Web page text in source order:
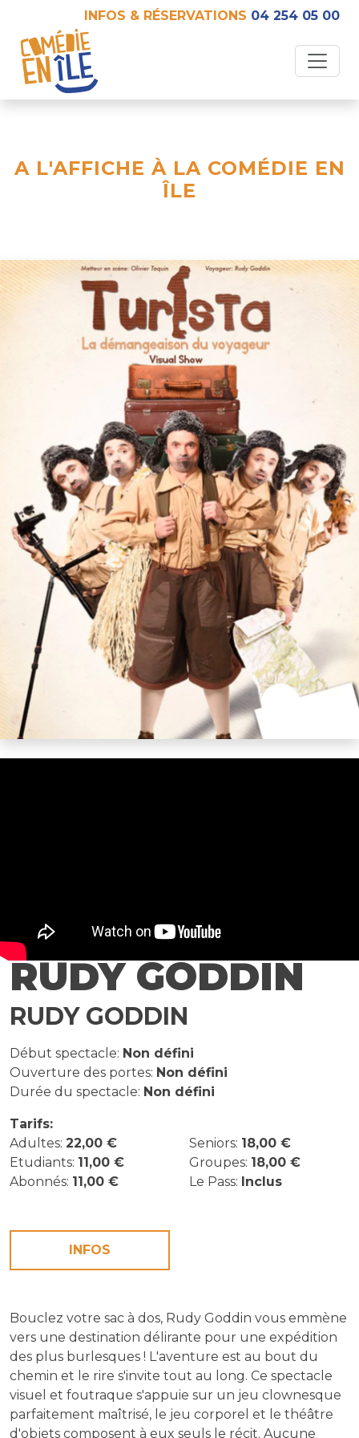
INFOS & RÉSERVATIONS 04 254 05 00
A L'AFFICHE À LA COMÉDIE EN
ÎLE
RUDY GODDIN
RUDY GODDIN
Début spectacle: Non défini
Ouverture des portes: Non défini
Durée du spectacle: Non défini
Tarifs:
Adultes: 22,00 € Seniors: 18,00 €
Etudiants: 11,00 € Groupes: 18,00 €
Abonnés: 11,00 € Le Pass: Inclus
INFOS
Bouclez votre sac à dos, Rudy Goddin vous emmène
vers une destination délirante pour une expédition
des plus burlesques ! L'aventure est au bout du
chemin et le rire s'invite tout au long. Ce spectacle
visuel et foutraque s'appuie sur un jeu clownesque
parfaitement maîtrisé, le jeu corporel et le théâtre
d'objets composent à eux seuls le récit. Aucune